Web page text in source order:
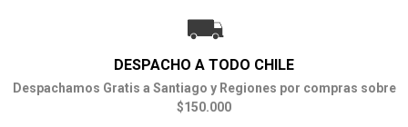
DESPACHO A TODO CHILE
Despachamos Gratis a Santiago y Regiones por compras sobre
$150.000